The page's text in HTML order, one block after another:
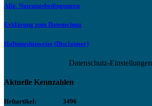
Allg. Nutzungsbedingungen
Erklärung zum Datenschutz
Haftungshinweise (Disclaimer)
Datenschutz-Einstellungen
Aktuelle Kennzahlen
Heftartikel: 3496